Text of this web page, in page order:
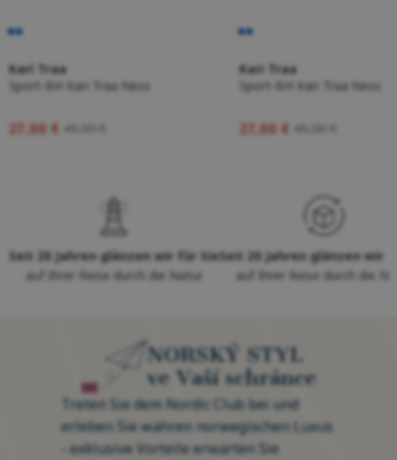
Kari Traa
Sport-BH Kari Traa Ness
27,00 € 45,00 €
Kari Traa
Sport-BH Kari Traa Ness
27,00 € 45,00 €
Seit 20 Jahren glänzen wir für Sie
auf Ihrer Reise durch die Natur
Seit 20 Jahren glänzen wir
auf Ihrer Reise durch die
NORSKÝ STYL
ve Vaší schránce
Treten Sie dem Nordic Club bei und
erleben Sie wahren norwegischen Luxus
- exklusive Vorteile erwarten Sie